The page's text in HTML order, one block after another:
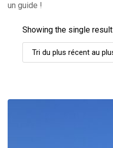
un guide !
Showing the single result